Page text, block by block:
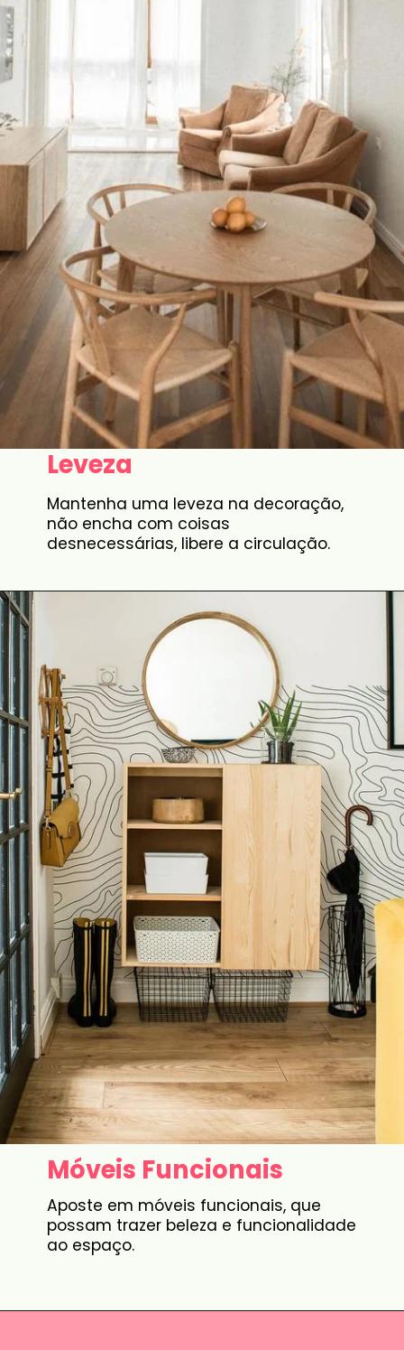
Leveza
Mantenha uma leveza na decoração,
não encha com coisas
desnecessárias, libere a circulação.
Móveis Funcionais
Aposte em móveis funcionais, que
possam trazer beleza e funcionalidade
ao espaço.